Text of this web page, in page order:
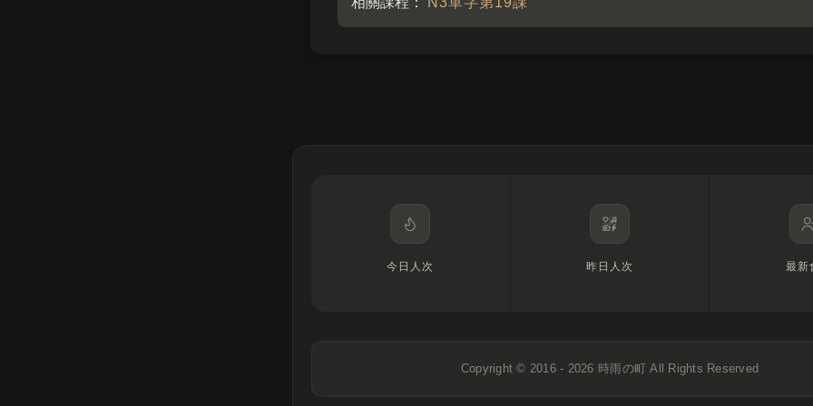
今日人次 昨日人次 最新
Copyright © 2016 - 2026 時雨の町 All Rights Reserved